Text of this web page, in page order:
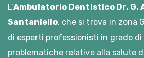
L’Ambulatorio Dentistico Dr. G.
Santaniello, che si trova in zona
di esperti professionisti in grado
problematiche relative alla salute